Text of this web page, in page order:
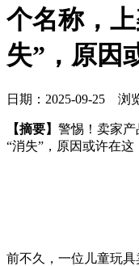
个名称，
失”，原因
日期：2025-09-25 浏
【摘要】 警惕！卖家
“消失”，原因或许在这
前不久，一位儿童玩